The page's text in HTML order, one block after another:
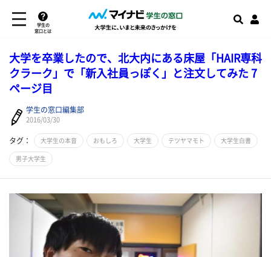
学生の
窓口とは
大学を卒業したので、北大内にある床屋「HAIR専科
クラーク」で「新入社員っぽく」と注文してみた 7
ページ目
学生の窓口編集部
2016/03/30
タグ： 大学生の本音 おもしろ 大学生 テツヤマモト 大学生白書
男子大学生